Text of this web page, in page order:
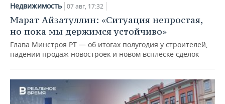
Недвижимость 07 авг, 17:32
Марат Айзатуллин: «Ситуация непростая,
но пока мы держимся устойчиво»
Глава Минстроя РТ — об итогах полугодия у строителей,
падении продаж новостроек и новом всплеске сделок